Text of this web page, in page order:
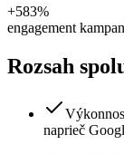
+583%
engagement
Rozsah
naprieč